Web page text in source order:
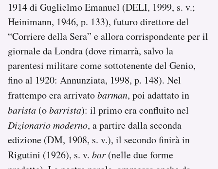
1914 di Guglielmo Emanuel (DELI, 1999, s. v.;
Heinimann, 1946, p. 133), futuro direttore del
“Corriere della Sera” e allora corrispondente per il
giornale da Londra (dove rimarrà, salvo la
parentesi militare come sottotenente del Genio,
fino al 1920: Annunziata, 1998, p. 148). Nel
frattempo era arrivatobarman, poi adattato in
barista (obarrista): il primo era confluito nel
Dizionario moderno, a partire dalla seconda
edizione (DM, 1908, s. v.), il secondo finirà in
Rigutini (1926), s. v. bar (nelle due forme